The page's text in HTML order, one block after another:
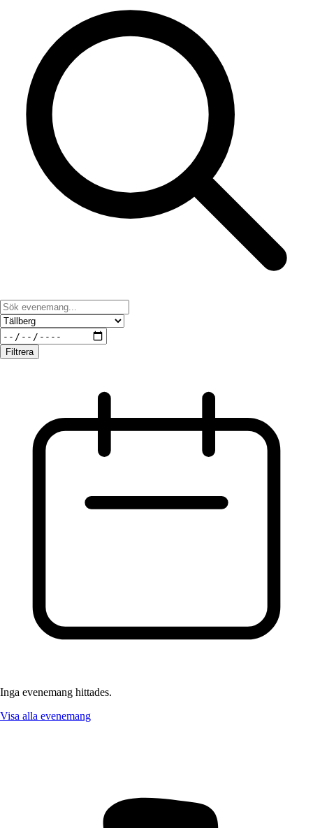
Filtrera
Inga evenemang hittades.
Visa alla evenemang